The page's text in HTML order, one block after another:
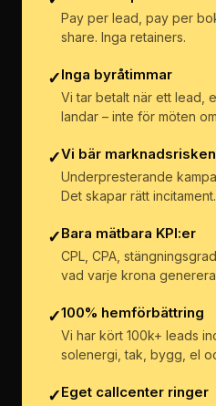
Pay per lead, pay per
share. Inga retainers.
✓Inga byråtimmar
Vi tar betalt när ett lead,
landar – inte för möten
✓Vi bär marknadsrisken
Underpresterande
Det skapar rätt incitament.
✓Bara mätbara KPI:er
CPL, CPA,
vad varje krona
✓100% hemförbättring
Vi har kört 100k+ leads
solenergi, tak, bygg, el
✓Eget callcenter ringer